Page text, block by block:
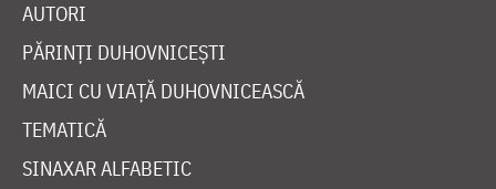
AUTORI
PĂRINȚI DUHOVNICEȘTI
MAICI CU VIAȚĂ DUHOVNICEASCĂ
TEMATICĂ
SINAXAR ALFABETIC